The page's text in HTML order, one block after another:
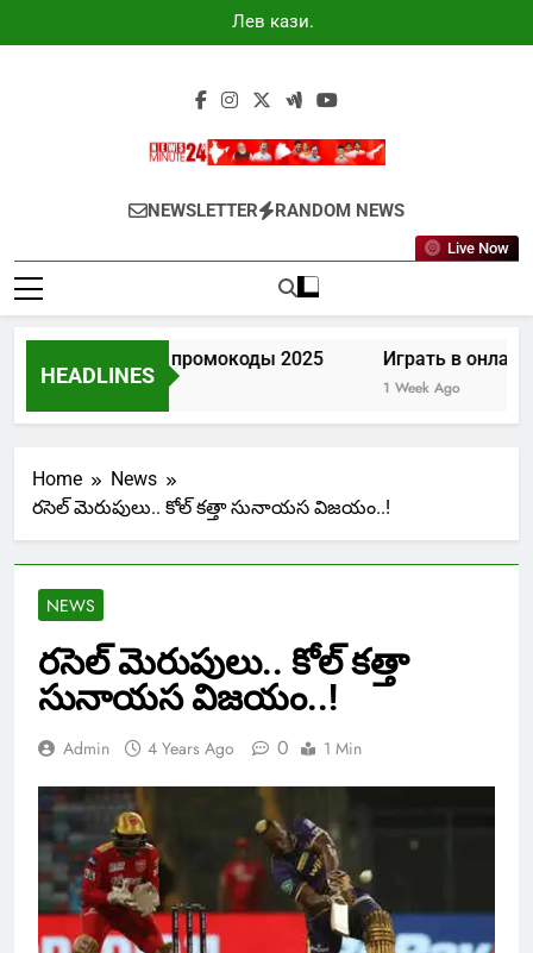
to
Лев казино
промокоды
Newsminute24
Get All Updated Telugu News
NEWSLETTER RANDOM NEWS
Live Now
HEADLINES
Лев казино промокоды 2025
5 Days Ago
Играть в
1 Week Ago
Home
News
రసెల్ మెరుపులు.. కోల్ కత్తా సునాయస విజయం..!
NEWS
రసెల్ మెరుపులు.. కోల్ కత్తా
సునాయస విజయం..!
Admin 4 Years Ago 0 1 Min